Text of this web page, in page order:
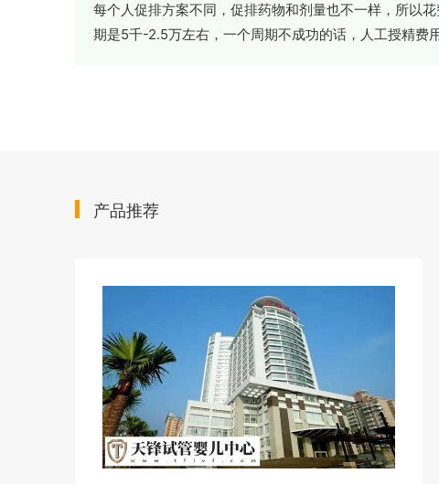
每个人促排方案不同，促排药物和剂量也不一样，所以
期是5千-2.5万左右，一个周期不成功的话，人工授精费
产品推荐